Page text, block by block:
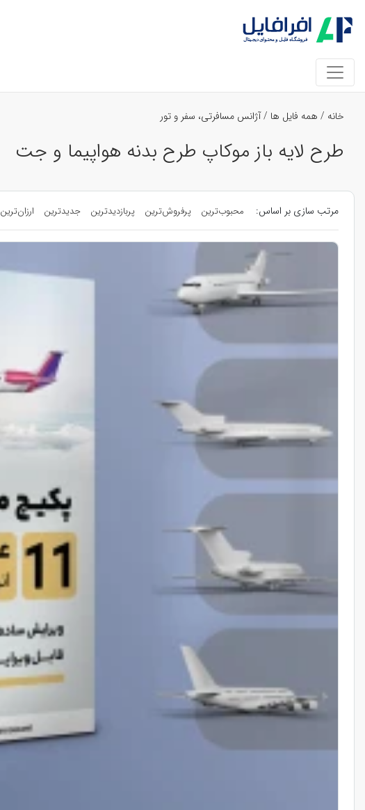
خانه / همه فایل ها /آژانس مسافرتی، سفر و تور
طرح لایه باز موکاپ طرح بدنه هواپیما و جت
مرتب سازی بر اساس: محبوب‌ترین پرفروش‌ترین پربازدیدترین جدیدترین ارزان‌ترین